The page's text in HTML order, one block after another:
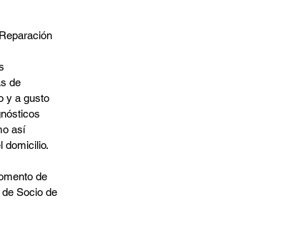
de
y a gusto
así
domicilio.
de
Socio de